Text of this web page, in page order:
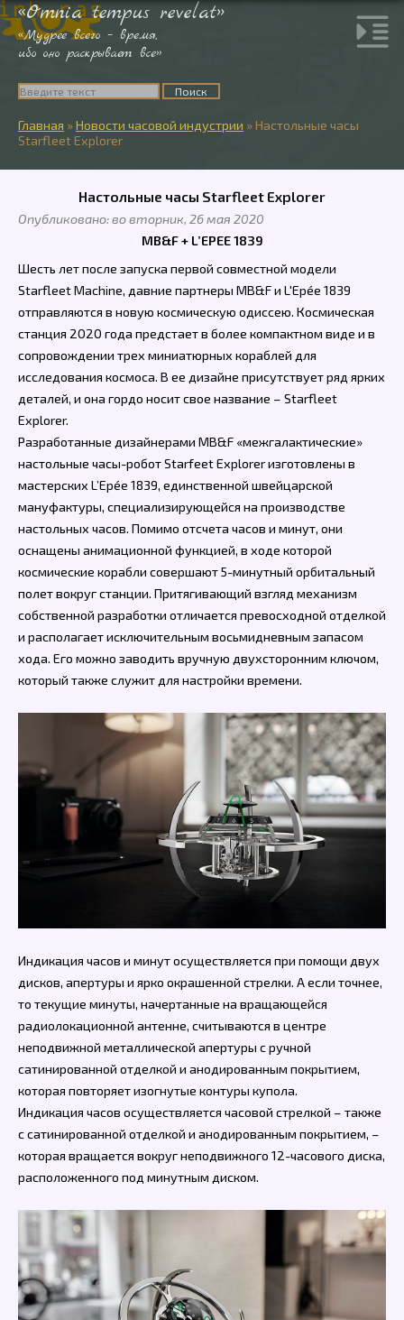
«Omnia tempus revelat»
«Мудрее всего – время,
ибо оно раскрывает все»
Главная »Новости часовой индустрии »Настольные часы
Starfleet Explorer
Настольные часы Starfleet Explorer
Опубликовано: во вторник, 26 мая 2020
MB&F + L’EPEE 1839
Шесть лет после запуска первой совместной модели
Starfleet Machine, давние партнеры MB&F и L'Epée 1839
отправляются в новую космическую одиссею. Космическая
станция 2020 года предстает в более компактном виде и в
сопровождении трех миниатюрных кораблей для
исследования космоса. В ее дизайне присутствует ряд ярких
деталей, и она гордо носит свое название – Starfleet
Explorer.
Разработанные дизайнерами MB&F «межгалактические»
настольные часы-робот Starfeet Explorer изготовлены в
мастерских L’Epée 1839, единственной швейцарской
мануфактуры, специализирующейся на производстве
настольных часов. Помимо отсчета часов и минут, они
оснащены анимационной функцией, в ходе которой
космические корабли совершают 5-минутный орбитальный
полет вокруг станции. Притягивающий взгляд механизм
собственной разработки отличается превосходной отделкой
и располагает исключительным восьмидневным запасом
хода. Его можно заводить вручную двухсторонним ключом,
который также служит для настройки времени.
Индикация часов и минут осуществляется при помощи двух
дисков, апертуры и ярко окрашенной стрелки. А если точнее,
то текущие минуты, начертанные на вращающейся
радиолокационной антенне, считываются в центре
неподвижной металлической апертуры с ручной
сатинированной отделкой и анодированным покрытием,
которая повторяет изогнутые контуры купола.
Индикация часов осуществляется часовой стрелкой – также
с сатинированной отделкой и анодированным покрытием, –
которая вращается вокруг неподвижного 12-часового диска,
расположенного под минутным диском.